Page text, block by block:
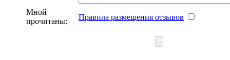
Мной
прочитаны:
Правила размещения отзывов